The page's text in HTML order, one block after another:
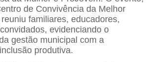
de Convivência da Melhor
familiares, educadores,
evidenciando o
gestão municipal com a
produtiva.